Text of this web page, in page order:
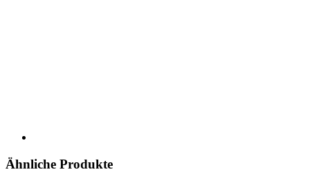
Ähnliche Produkte